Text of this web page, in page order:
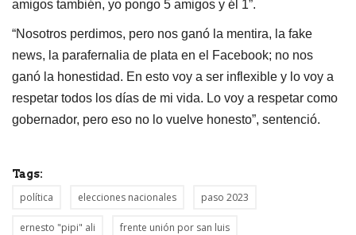
amigos también, yo pongo 5 amigos y él 1”.
“Nosotros perdimos, pero nos ganó la mentira, la fake
news, la parafernalia de plata en el Facebook; no nos
ganó la honestidad. En esto voy a ser inflexible y lo voy a
respetar todos los días de mi vida. Lo voy a respetar como
gobernador, pero eso no lo vuelve honesto”, sentenció.
Tags:
política elecciones nacionales paso 2023
ernesto "pipi" ali frente unión por san luis